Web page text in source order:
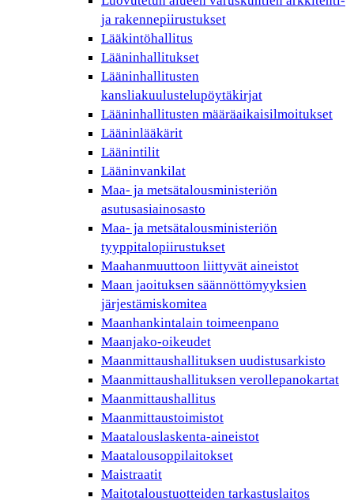
ja rakennepiirustukset
Lääkintöhallitus
Lääninhallitukset
Lääninhallitusten
kansliakuulustelupöytäkirjat
Lääninhallitusten määräaikaisilmoitukset
Lääninlääkärit
Läänintilit
Lääninvankilat
Maa- ja metsätalousministeriön
asutusasiainosasto
Maa- ja metsätalousministeriön
tyyppitalopiirustukset
Maahanmuuttoon liittyvät aineistot
Maan jaoituksen säännöttömyyksien
järjestämiskomitea
Maanhankintalain toimeenpano
Maanjako-oikeudet
Maanmittaushallituksen uudistusarkisto
Maanmittaushallituksen verollepanokartat
Maanmittaushallitus
Maanmittaustoimistot
Maatalouslaskenta-aineistot
Maatalousoppilaitokset
Maistraatit
Maitotaloustuotteiden tarkastuslaitos